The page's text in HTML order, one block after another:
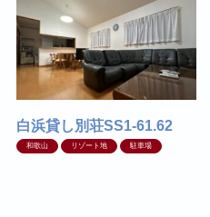
白浜貸し別荘SS1-61.62
和歌山 リゾート地 駐車場